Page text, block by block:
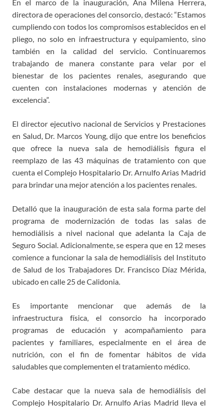
En el marco de la inauguración, Ana Milena Herrera,
directora de operaciones del consorcio, destacó: “Estamos
cumpliendo con todos los compromisos establecidos en el
pliego, no solo en infraestructura y equipamiento, sino
también en la calidad del servicio. Continuaremos
trabajando de manera constante para velar por el
bienestar de los pacientes renales, asegurando que
cuenten con instalaciones modernas y atención de
excelencia”.
El director ejecutivo nacional de Servicios y Prestaciones
en Salud, Dr. Marcos Young, dijo que entre los beneficios
que ofrece la nueva sala de hemodiálisis figura el
reemplazo de las 43 máquinas de tratamiento con que
cuenta el Complejo Hospitalario Dr. Arnulfo Arias Madrid
para brindar una mejor atención a los pacientes renales.
Detalló que la inauguración de esta sala forma parte del
programa de modernización de todas las salas de
hemodiálisis a nivel nacional que adelanta la Caja de
Seguro Social. Adicionalmente, se espera que en 12 meses
comience a funcionar la sala de hemodiálisis del Instituto
de Salud de los Trabajadores Dr. Francisco Díaz Mérida,
ubicado en calle 25 de Calidonia.
Es importante mencionar que además de la
infraestructura física, el consorcio ha incorporado
programas de educación y acompañamiento para
pacientes y familiares, especialmente en el área de
nutrición, con el fin de fomentar hábitos de vida
saludables que complementen el tratamiento médico.
Cabe destacar que la nueva sala de hemodiálisis del
Complejo Hospitalario Dr. Arnulfo Arias Madrid lleva el